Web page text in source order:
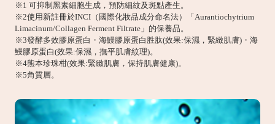
※1 可抑制黑素細胞生成，預防細紋及斑點產生。
※2使用新註冊於INCI（國際化妝品成分命名法）「Aurantiochytrium
Limacinum/Collagen Ferment Filtrate」的保養品。
※3發酵多效膠原蛋白・海鰻膠原蛋白胜肽(效果:保濕，緊緻肌膚)・海
鰻膠原蛋白(效果:保濕，撫平肌膚紋理)。
※4熊本珍珠柑(效果:緊緻肌膚，保持肌膚健康)。
※5角質層。